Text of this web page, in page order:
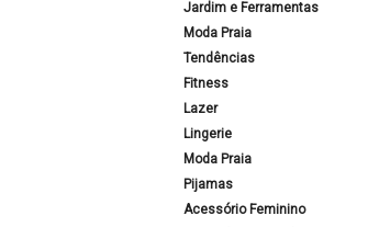
Jardim e Ferramentas
Moda Praia
Tendências
Fitness
Lazer
Lingerie
Moda Praia
Pijamas
Acessório Feminino